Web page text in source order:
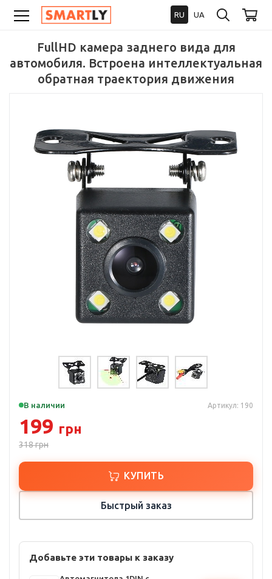
RU UA
FullHD камера заднего вида для
автомобиля. Встроена интеллектуальная
обратная траектория движения
В наличии Артикул: 190
199 грн
318грн
КУПИТЬ
Быстрый заказ
Добавьте эти товары к заказу